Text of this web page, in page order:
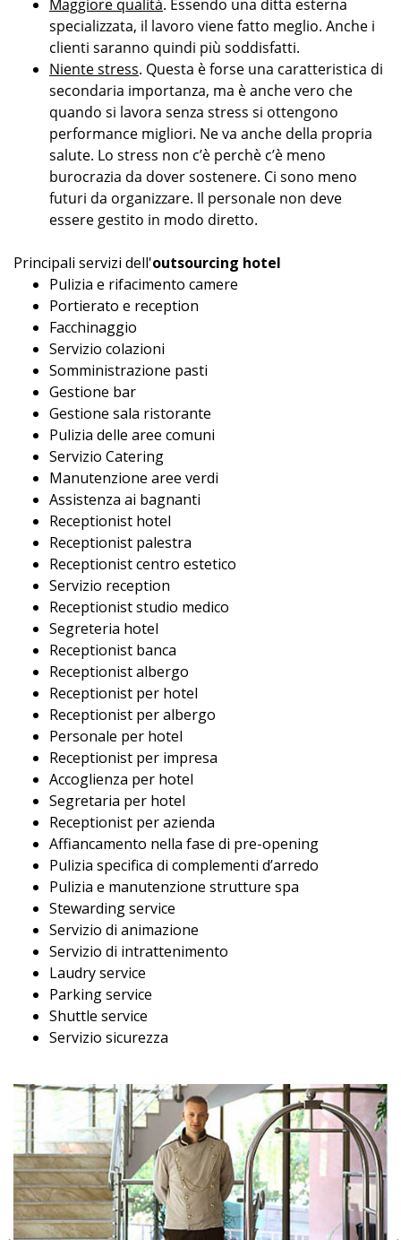
Maggiore qualità. Essendo una ditta esterna
specializzata, il lavoro viene fatto meglio. Anche i
clienti saranno quindi più soddisfatti.
Niente stress. Questa è forse una caratteristica di
secondaria importanza, ma è anche vero che
quando si lavora senza stress si ottengono
performance migliori. Ne va anche della propria
salute. Lo stress non c’è perchè c’è meno
burocrazia da dover sostenere. Ci sono meno
futuri da organizzare. Il personale non deve
essere gestito in modo diretto.
Principali servizi dell'outsourcing hotel
Pulizia e rifacimento camere
Portierato e reception
Facchinaggio
Servizio colazioni
Somministrazione pasti
Gestione bar
Gestione sala ristorante
Pulizia delle aree comuni
Servizio Catering
Manutenzione aree verdi
Assistenza ai bagnanti
Receptionist hotel
Receptionist palestra
Receptionist centro estetico
Servizio reception
Receptionist studio medico
Segreteria hotel
Receptionist banca
Receptionist albergo
Receptionist per hotel
Receptionist per albergo
Personale per hotel
Receptionist per impresa
Accoglienza per hotel
Segretaria per hotel
Receptionist per azienda
Affiancamento nella fase di pre-opening
Pulizia specifica di complementi d’arredo
Pulizia e manutenzione strutture spa
Stewarding service
Servizio di animazione
Servizio di intrattenimento
Laudry service
Parking service
Shuttle service
Servizio sicurezza